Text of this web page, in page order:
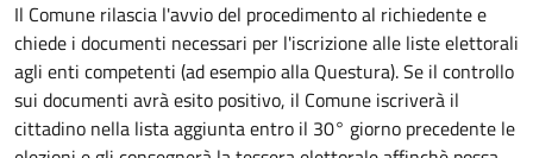
Il Comune rilascia l'avvio del procedimento al richiedente e
chiede i documenti necessari per l'iscrizione alle liste elettorali
agli enti competenti (ad esempio alla Questura). Se il controllo
sui documenti avrà esito positivo, il Comune iscriverà il
cittadino nella lista aggiunta entro il 30° giorno precedente le